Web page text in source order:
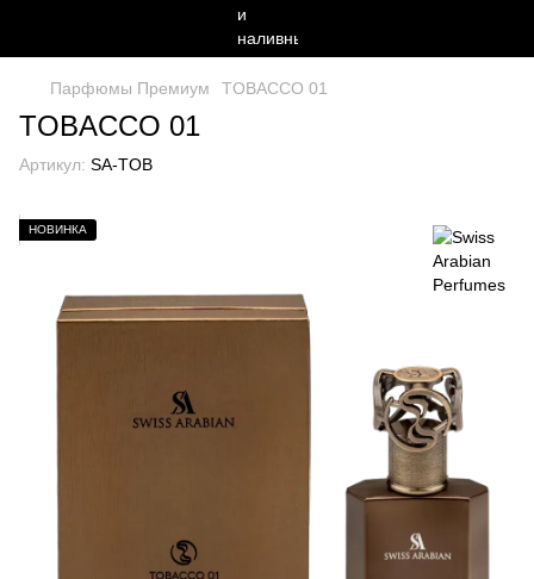
Парфюмы Премиум TOBACCO 01
TOBACCO 01
Артикул: SA-TOB
НОВИНКА